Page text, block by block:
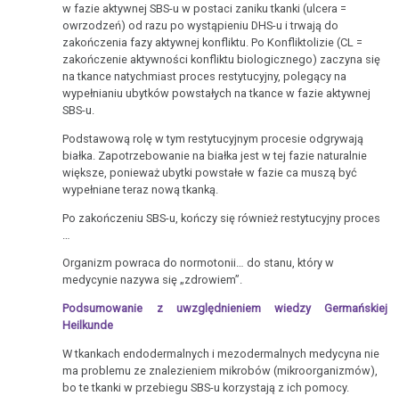
w fazie aktywnej SBS-u w postaci zaniku tkanki (ulcera =
owrzodzeń) od razu po wystąpieniu DHS-u i trwają do
zakończenia fazy aktywnej konfliktu. Po Konfliktolizie (CL =
zakończenie aktywności konfliktu biologicznego) zaczyna się
na tkance natychmiast proces restytucyjny, polegący na
wypełnianiu ubytków powstałych na tkance w fazie aktywnej
SBS-u.
Podstawową rolę w tym restytucyjnym procesie odgrywają
białka. Zapotrzebowanie na białka jest w tej fazie naturalnie
większe, ponieważ ubytki powstałe w fazie ca muszą być
wypełniane teraz nową tkanką.
Po zakończeniu SBS-u, kończy się również restytucyjny proces
Organizm powraca do normotonii… do stanu, który w
medycynie nazywa się „zdrowiem”.
Podsumowanie z uwzględnieniem wiedzy Germańskiej
Heilkunde
W tkankach endodermalnych i mezodermalnych medycyna nie
ma problemu ze znalezieniem mikrobów (mikroorganizmów),
bo te tkanki w przebiegu SBS-u korzystają z ich pomocy.